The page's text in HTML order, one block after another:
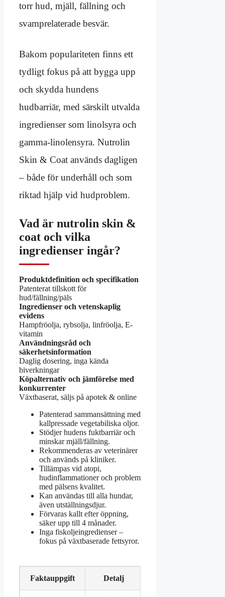
torr hud, mjäll, fällning och
svamprelaterade besvär.
Bakom populariteten finns ett
tydligt fokus på att bygga upp
och skydda hundens
hudbarriär, med särskilt utvalda
ingredienser som linolsyra och
gamma-linolensyra. Nutrolin
Skin & Coat används dagligen
– både för underhåll och som
riktad hjälp vid hudproblem.
Vad är nutrolin skin &
coat och vilka
ingredienser ingår?
Produktdefinition och specifikation
Patenterat tillskott för
hud/fällning/päls
Ingredienser och vetenskaplig
evidens
Hampfröolja, rybsolja, linfröolja, E-
vitamin
Användningsråd och
säkerhetsinformation
Daglig dosering, inga kända
biverkningar
Köpalternativ och jämförelse med
konkurrenter
Växtbaserat, säljs på apotek & online
Patenterad sammansättning med
kallpressade vegetabiliska oljor.
Stödjer hudens fuktbarriär och
minskar mjäll/fällning.
Rekommenderas av veterinärer
och används på kliniker.
Tillämpas vid atopi,
hudinflammationer och problem
med pälsens kvalitet.
Kan användas till alla hundar,
även utställningsdjur.
Förvaras kallt efter öppning,
säker upp till 4 månader.
Inga fiskoljeingredienser –
fokus på växtbaserade fettsyror.
Faktauppgift Detalj